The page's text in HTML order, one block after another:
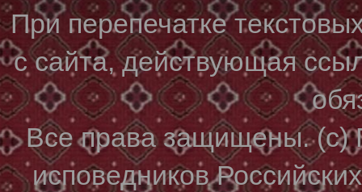
При перепечатке
с сайта, действующая
Все права защищены. (с)
исповедников